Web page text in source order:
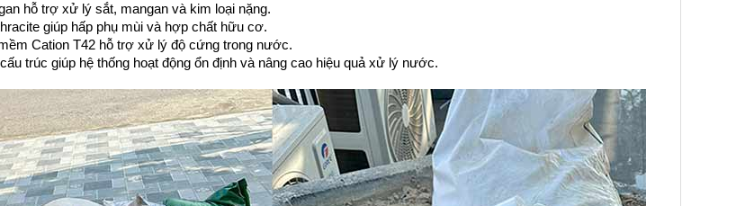
hỗ trợ xử lý sắt, mangan và kim loại nặng.
giúp hấp phụ mùi và hợp chất hữu cơ.
Cation T42 hỗ trợ xử lý độ cứng trong nước.
trúc giúp hệ thống hoạt động ổn định và nâng cao hiệu quả xử lý nước.